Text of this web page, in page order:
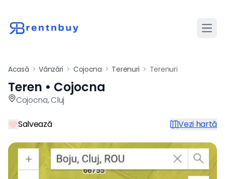
Acasă > Vânzări > Cojocna > Terenuri > Terenuri
Teren de vânzare în
Teren • Cojocna
Cojocna,Cluj
Salvează Vezi hartă